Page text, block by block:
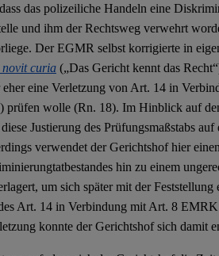
das polizeiliche Handeln eine
und ihm der Rechtsweg verwehrt
Der EGMR selbst korrigierte in
curia(„Das Gericht kennt das
eher eine Verletzung von Art. 14 in
wolle (Rn. 18). Im Hinblick auf
Justierung des Prüfungsmaßstabs auf
verwendet der Gerichtshof hier
hin zu einem
um sich später mit der Feststellung
Art. 14 in Verbindung mit Art. 8
konnte der Gerichtshof sich damit